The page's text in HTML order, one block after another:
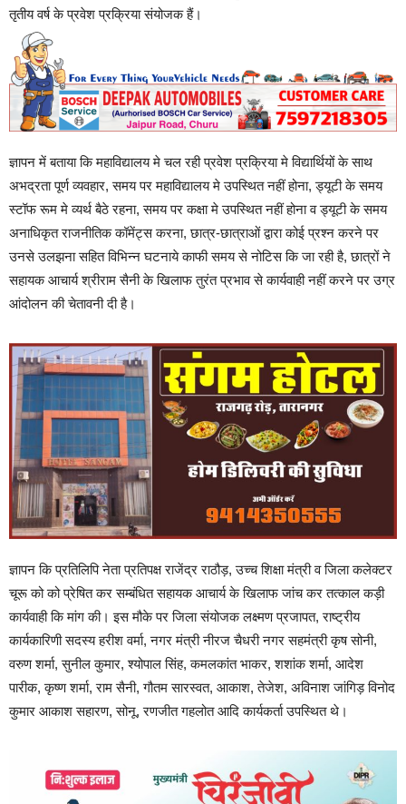
तृतीय वर्ष के प्रवेश प्रक्रिया संयोजक हैं।
ज्ञापन में बताया कि महाविद्यालय मे चल रही प्रवेश प्रक्रिया मे विद्यार्थियों के साथ
अभद्रता पूर्ण व्यवहार, समय पर महाविद्यालय मे उपस्थित नहीं होना, ड्यूटी के समय
स्टॉफ रूम मे व्यर्थ बैठे रहना, समय पर कक्षा मे उपस्थित नहीं होना व ड्यूटी के समय
अनाधिकृत राजनीतिक कॉमेंट्स करना, छात्र-छात्राओं द्वारा कोई प्रश्न करने पर
उनसे उलझना सहित विभिन्न घटनाये काफी समय से नोटिस कि जा रही है, छात्रों ने
सहायक आचार्य श्रीराम सैनी के खिलाफ तुरंत प्रभाव से कार्यवाही नहीं करने पर उग्र
आंदोलन की चेतावनी दी है।
ज्ञापन कि प्रतिलिपि नेता प्रतिपक्ष राजेंद्र राठौड़, उच्च शिक्षा मंत्री व जिला कलेक्टर
चूरू को को प्रेषित कर सम्बंधित सहायक आचार्य के खिलाफ जांच कर तत्काल कड़ी
कार्यवाही कि मांग की। इस मौके पर जिला संयोजक लक्ष्मण प्रजापत, राष्ट्रीय
कार्यकारिणी सदस्य हरीश वर्मा, नगर मंत्री नीरज चैधरी नगर सहमंत्री कृष सोनी,
वरुण शर्मा, सुनील कुमार, श्योपाल सिंह, कमलकांत भाकर, शशांक शर्मा, आदेश
पारीक, कृष्ण शर्मा, राम सैनी, गौतम सारस्वत, आकाश, तेजेश, अविनाश जांगिड़ विनोद
कुमार आकाश सहारण, सोनू, रणजीत गहलोत आदि कार्यकर्ता उपस्थित थे।